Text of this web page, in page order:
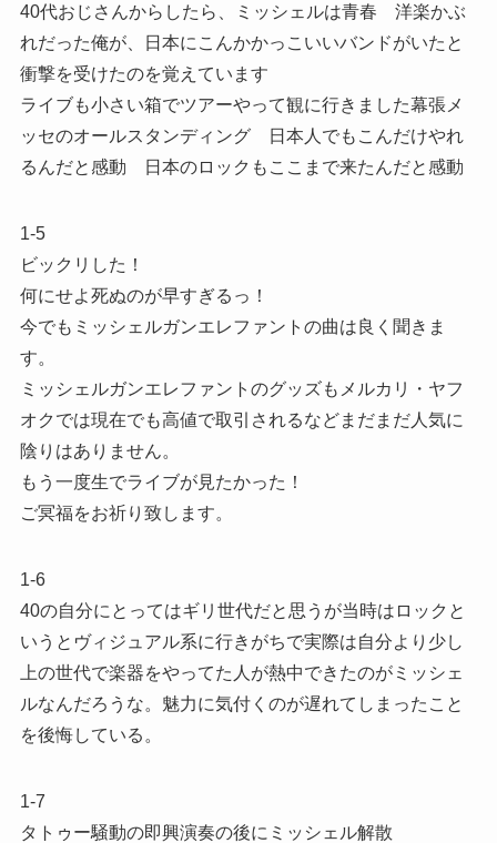
40代おじさんからしたら、ミッシェルは青春 洋楽かぶ
れだった俺が、日本にこんかかっこいいバンドがいたと
衝撃を受けたのを覚えています
ライブも小さい箱でツアーやって観に行きました幕張メ
ッセのオールスタンディング 日本人でもこんだけやれ
るんだと感動 日本のロックもここまで来たんだと感動
1-5
ビックリした！
何にせよ死ぬのが早すぎるっ！
今でもミッシェルガンエレファントの曲は良く聞きま
す。
ミッシェルガンエレファントのグッズもメルカリ・ヤフ
オクでは現在でも高値で取引されるなどまだまだ人気に
陰りはありません。
もう一度生でライブが見たかった！
ご冥福をお祈り致します。
1-6
40の自分にとってはギリ世代だと思うが当時はロックと
いうとヴィジュアル系に行きがちで実際は自分より少し
上の世代で楽器をやってた人が熱中できたのがミッシェ
ルなんだろうな。魅力に気付くのが遅れてしまったこと
を後悔している。
1-7
タトゥー騒動の即興演奏の後にミッシェル解散